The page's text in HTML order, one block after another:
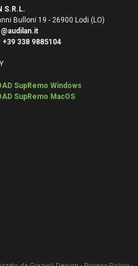
S.R.L.
Bulloni 19 - 26900 Lodi (LO)
+39 338 9885104
SupRemo Windows
SupRemo MacOS